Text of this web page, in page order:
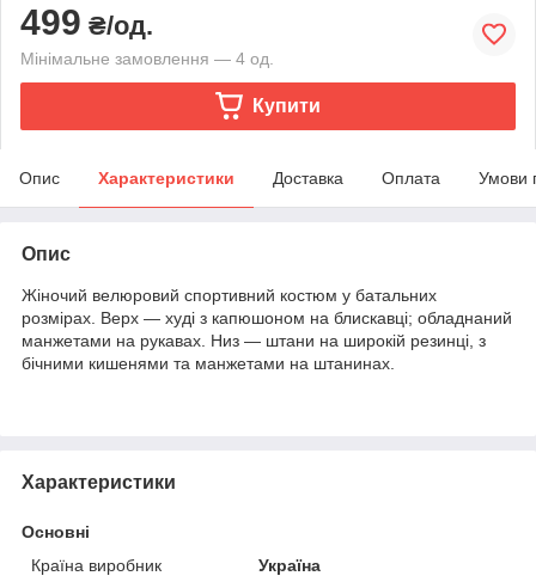
499 ₴/од.
Мінімальне замовлення — 4 од.
Купити
Опис Характеристики Доставка Оплата Умови
Опис
Жіночий велюровий спортивний костюм у батальних
розмірах. Верх — худі з капюшоном на блискавці; обладнаний
манжетами на рукавах. Низ — штани на широкій резинці, з
бічними кишенями та манжетами на штанинах.
Характеристики
Основні
Країна виробник
Україна